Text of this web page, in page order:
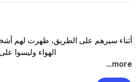
أثناء سيرهم على الطريق، ظهرت لهم
الهواء وليسوا
...more